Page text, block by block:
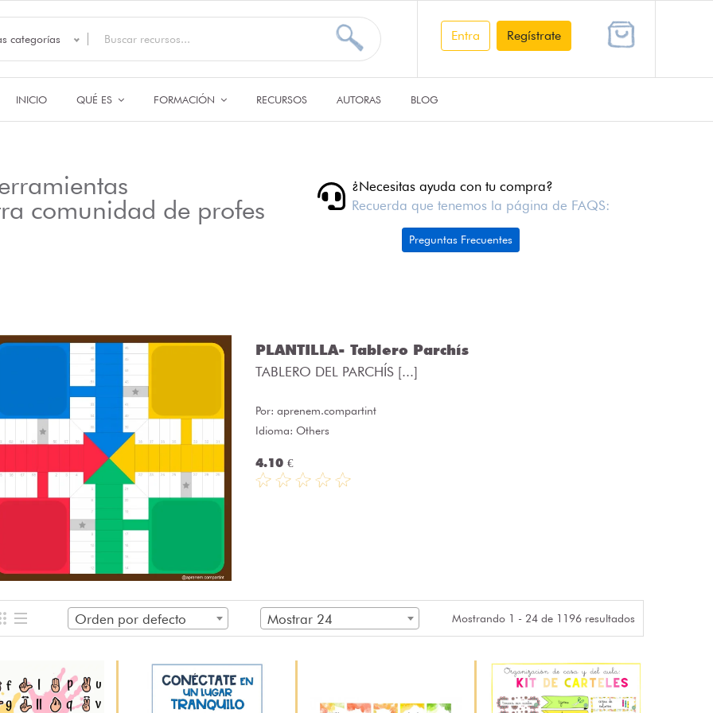
categorías Entra Regístrate
INICIO QUÉ ES FORMACIÓN RECURSOS AUTORAS BLOG
comunidad de profes
¿Necesitas ayuda con tu compra?
Recuerda que tenemos la página de FAQS:
Preguntas Frecuentes
PLANTILLA- Tablero Parchís
TABLERO DEL PARCHÍS [...]
Por:aprenem.compartint
Idioma: Others
4.10 €
Orden por defecto Mostrar 24 Mostrando 1 - 24 de 1196 resultados